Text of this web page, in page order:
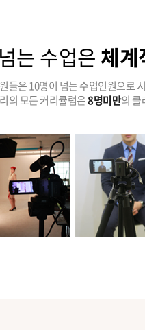
는 수업은체
들은 10명이 넘는 수업인원으로
의 모든 커리큘럼은8명미만의 클